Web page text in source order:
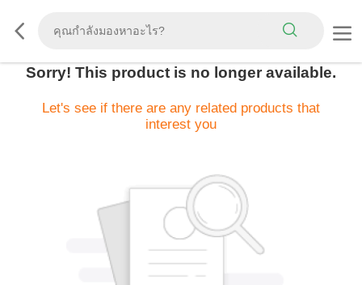
Sorry! This product is no longer available.
Let's see if there are any related products that
interest you